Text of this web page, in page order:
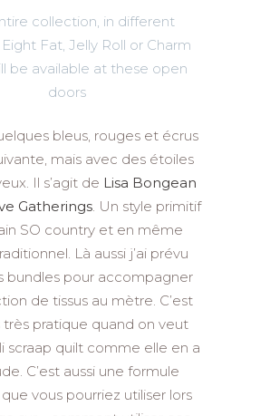
collection, in different
Fat, Jelly Roll or Charm
be available at these open
doors
bleus, rouges et écrus
mais avec des étoiles
Il s’agit de Lisa Bongean
Gatherings. Un style primitif
SO country et en même
Là aussi j’ai prévu
bundles pour accompagner
de tissus au mètre. C’est
pratique quand on veut
scraap quilt comme elle en a
C’est aussi une formule
vous pourriez utiliser lors